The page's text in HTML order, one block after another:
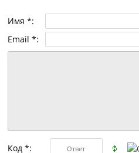
Имя *:
Email *:
Код *: